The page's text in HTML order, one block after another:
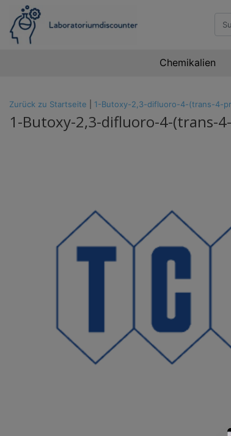
Chemikalien
Zurück zu Startseite 1-Butoxy-2,3-difluoro-4-(trans-4-
1-Butoxy-2,3-difluoro-4-(trans-